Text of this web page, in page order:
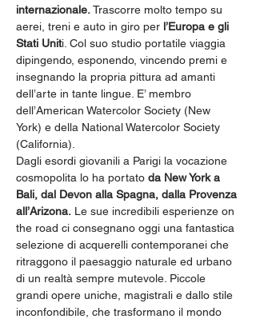
internazionale. Trascorre molto tempo su
aerei, treni e auto in giro per l’Europa e gli
Stati Uniti. Col suo studio portatile viaggia
dipingendo, esponendo, vincendo premi e
insegnando la propria pittura ad amanti
dell’arte in tante lingue. E’ membro
dell’American Watercolor Society (New
York) e della National Watercolor Society
(California).
Dagli esordi giovanili a Parigi la vocazione
cosmopolita lo ha portato da New York a
Bali, dal Devon alla Spagna, dalla Provenza
all’Arizona. Le sue incredibili esperienze on
the road ci consegnano oggi una fantastica
selezione di acquerelli contemporanei che
ritraggono il paesaggio naturale ed urbano
di un realtà sempre mutevole. Piccole
grandi opere uniche, magistrali e dallo stile
inconfondibile, che trasformano il mondo